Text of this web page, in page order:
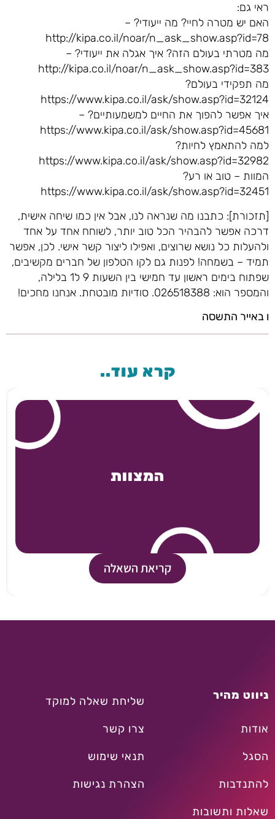
ראי גם:
האם יש מטרה לחיי? מה ייעודי? –
http://kipa.co.il/noar/n_ask_show.asp?id=78
מה מטרתי בעולם הזה? איך אגלה את ייעודי? –
http://kipa.co.il/noar/n_ask_show.asp?id=383
מה תפקידי בעולם?
https://www.kipa.co.il/ask/show.asp?id=32124
איך אפשר להפוך את החיים למשמעותיים? –
https://www.kipa.co.il/ask/show.asp?id=45681
למה להתאמץ לחיות?
https://www.kipa.co.il/ask/show.asp?id=32982
המוות – טוב או רע?
https://www.kipa.co.il/ask/show.asp?id=32451
[תזכורת]: כתבנו מה שנראה לנו, אבל אין כמו שיחה אישית,
דרכה אפשר להבהיר הכל טוב יותר, לשוחח אחד על אחד
ולהעלות כל נושא שרוצים, ואפילו ליצור קשר אישי. לכן, אפשר
תמיד – בשמחה! לפנות גם לקו הטלפון של חברים מקשיבים,
שפתוח בימים ראשון עד חמישי בין השעות 9 ל1 בלילה,
והמספר הוא: 026518388. סודיות מובטחת. אנחנו מחכים!
ו באייר התשסה
קרא עוד..
המצוות
קריאת השאלה
ניווט מהיר
אודות
הסגל
להתנדבות
שאלות ותשובות
שליחת שאלה למוקד
צרו קשר
תנאי שימוש
הצהרת נגישות